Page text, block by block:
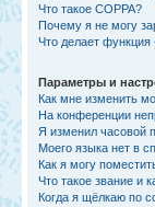
Что такое COPPA?
Почему я не могу
Что делает
Параметры и
Как мне изменить
На конференции
Я изменил часовой
Моего языка нет в
Как я могу
Что такое звание и
Когда я щёлкаю по